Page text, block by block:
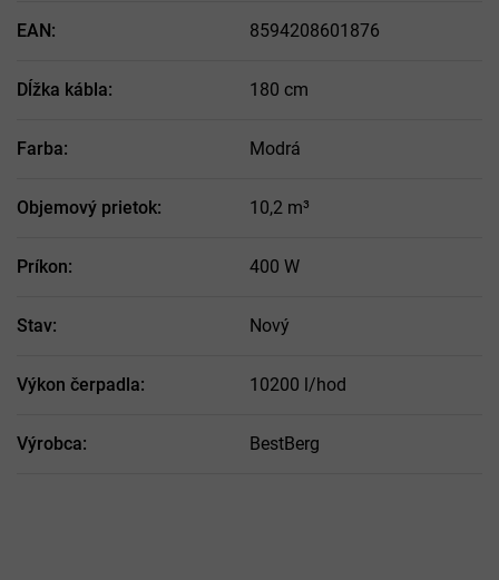
EAN: 8594208601876
Dĺžka kábla: 180 cm
Farba: Modrá
Objemový prietok: 10,2 m³
Príkon: 400 W
Stav: Nový
Výkon čerpadla: 10200 l/hod
Výrobca: BestBerg